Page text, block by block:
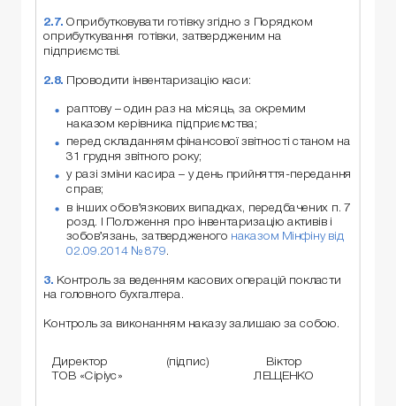
2.7. Оприбутковувати готівку згідно з Порядком
оприбуткування готівки, затвердженим на
підприємстві.
2.8. Проводити інвентаризацію каси:
раптову – один раз на місяць, за окремим
наказом керівника підприємства;
перед складанням фінансової звітності станом на
31 грудня звітного року;
у разі зміни касира – у день прийняття-передання
справ;
в інших обов’язкових випадках, передбачених п. 7
розд. I Положення про інвентаризацію активів і
зобов’язань, затвердженого наказом Мінфіну від
02.09.2014 № 879.
3. Контроль за веденням касових операцій покласти
на головного бухгалтера.
Контроль за виконанням наказу залишаю за собою.
Директор
ТОВ «Сіріус»
(підпис)
Віктор
ЛЕЩЕНКО